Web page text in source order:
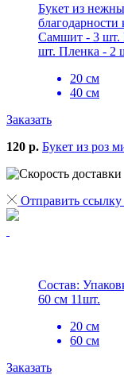
Букет из
Самшит - 3 шт.
шт. Пленка - 2
20 см
40 см
Заказать
120 р. Букет из роз
Отправить
Состав:
60 см 11шт.
20 см
60 см
Заказать